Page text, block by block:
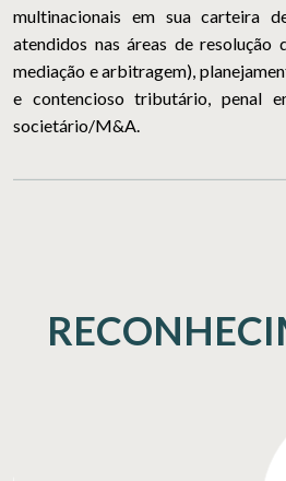
multinacionais em sua carteira
atendidos nas áreas de resolução
mediação e arbitragem),
e contencioso tributário, penal
societário/M&A.